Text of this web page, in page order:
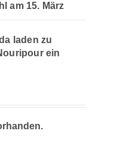
am 15. März
laden zu
ein